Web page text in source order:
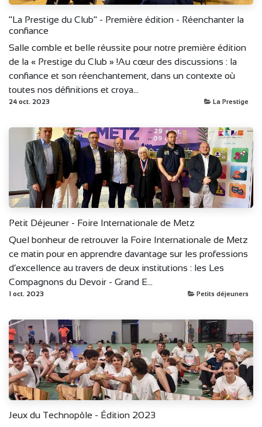
"La Prestige du Club" - Première édition - Réenchanter la
confiance
Salle comble et belle réussite pour notre première édition
de la « Prestige du Club » !Au cœur des discussions : la
confiance et son réenchantement, dans un contexte où
toutes nos définitions et croya...
24 oct. 2023 La Prestige
Petit Déjeuner - Foire Internationale de Metz
Quel bonheur de retrouver la Foire Internationale de Metz
ce matin pour en apprendre davantage sur les professions
d’excellence au travers de deux institutions : les Les
Compagnons du Devoir - Grand E...
1 oct. 2023 Petits déjeuners
Jeux du Technopôle - Édition 2023